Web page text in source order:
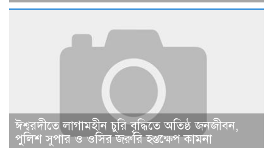
ঈশ্বরদীতে লাগামহীন চুরি বৃদ্ধিতে অতিষ্ঠ জনজীবন,
পুলিশ সুপার ও ওসির জরুরি হস্তক্ষেপ কামনা ​